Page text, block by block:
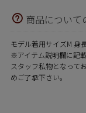
商品について
モデル着用サイズM 身
※アイテム説明欄に記
スタッフ私物となって
めご了承下さい。